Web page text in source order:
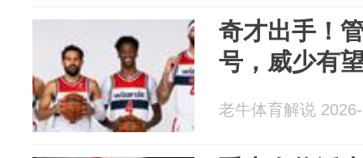
奇才出手！
号，威少有
老牛体育解说